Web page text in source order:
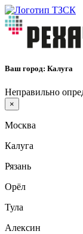
Ваш город: Калуга
Неправильно
×
Москва
Калуга
Рязань
Орёл
Тула
Алексин